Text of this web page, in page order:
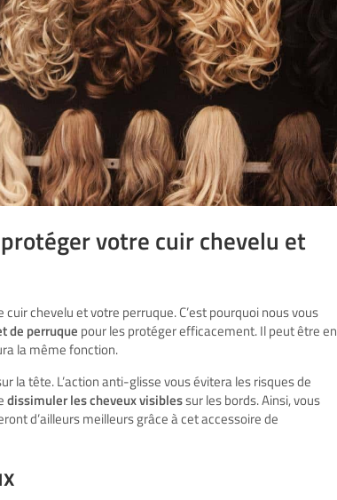
votre cuir chevelu et
chevelu et votre perruque. C’est pourquoi nous vous
de perruque pour les protéger efficacement. Il peut être en
la même fonction.
la tête. L’action anti-glisse vous évitera les risques de
dissimuler les cheveux visiblessur les bords. Ainsi, vous
d’ailleurs meilleurs grâce à cet accessoire de